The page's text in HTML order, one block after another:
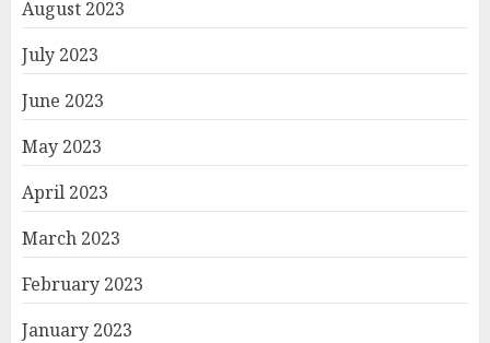
August 2023
July 2023
June 2023
May 2023
April 2023
March 2023
February 2023
January 2023